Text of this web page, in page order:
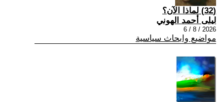
(32) لماذا الآن؟
ليلى أحمد الهوني
2026 / 8 / 6
مواضيع وابحاث سياسية